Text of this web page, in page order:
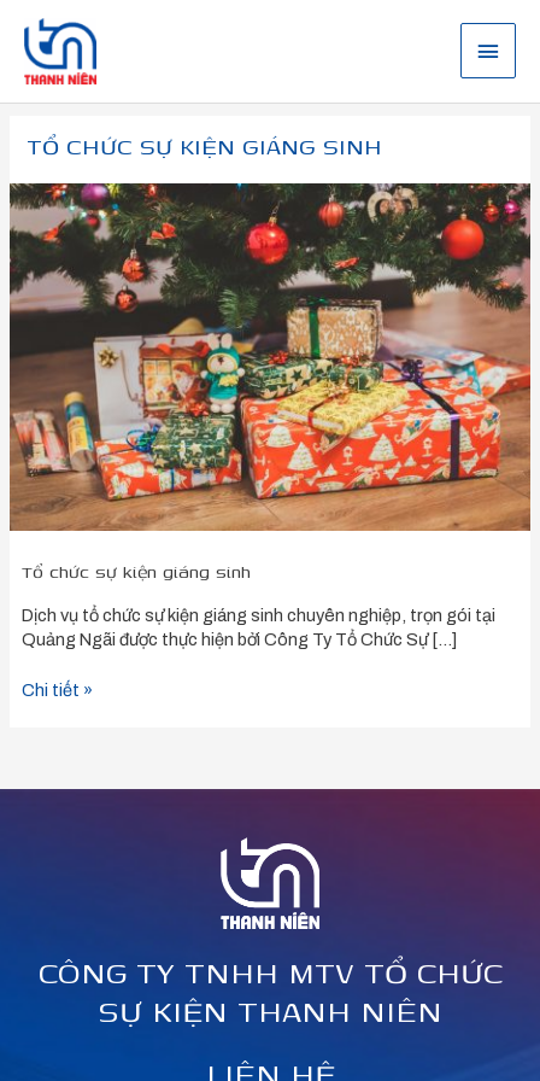
dung
Menu
TỔ CHỨC SỰ KIỆN GIÁNG SINH
Tổ chức sự kiện giáng sinh
Dịch vụ tổ chức sự kiện giáng sinh chuyên nghiệp, trọn gói tại
Quảng Ngãi được thực hiện bởi Công Ty Tổ Chức Sự […]
Tổ
sự
kiện
giáng
sinh
Chi tiết »
CÔNG TY TNHH MTV TỔ CHỨC
SỰ KIỆN THANH NIÊN